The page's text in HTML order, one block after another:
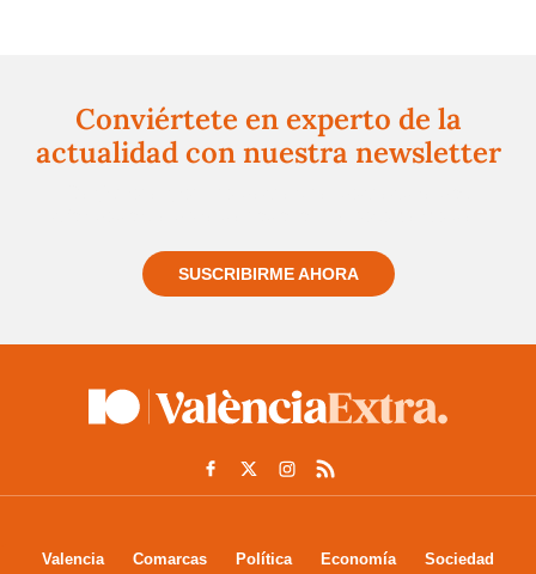
Conviértete en experto de la
actualidad con nuestra newsletter
SUSCRIBIRME AHORA
Valencia Comarcas Política Economía
Sociedad